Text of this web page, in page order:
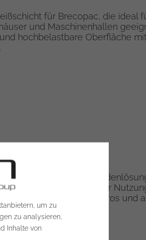
für Brecopac, die ideal
und Maschinenhallen
hochbelastbare Oberfläche
und stilvolle
Design hält intensiver
Ausstellungsräume, Büros und
um zu
zu analysieren,
Inhalte von